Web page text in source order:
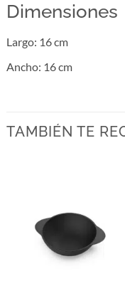
Dimensiones
Largo: 16 cm
Ancho: 16 cm
TAMBIÉN TE